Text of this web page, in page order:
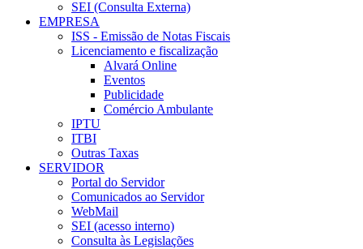
SEI (Consulta Externa)
EMPRESA
ISS - Emissão de Notas Fiscais
Licenciamento e fiscalização
Alvará Online
Eventos
Publicidade
Comércio Ambulante
IPTU
ITBI
Outras Taxas
SERVIDOR
Portal do Servidor
Comunicados ao Servidor
WebMail
SEI (acesso interno)
Consulta às Legislações